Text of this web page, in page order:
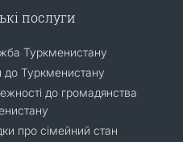
послуги
Туркменистану
до Туркменистану
до громадянства
про сімейний стан